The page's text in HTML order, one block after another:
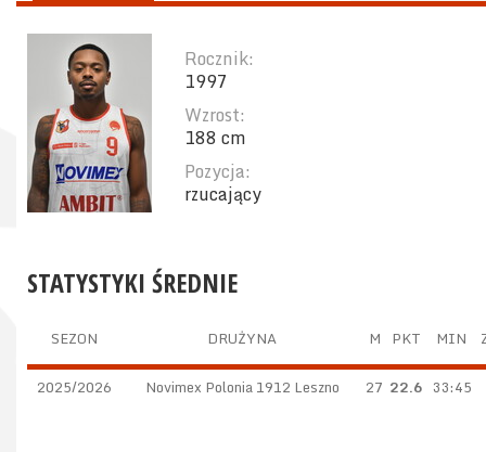
Rocznik:
1997
Wzrost:
188 cm
Pozycja:
rzucający
STATYSTYKI ŚREDNIE
SEZON DRUŻYNA M PKT MIN
2025/2026 Novimex Polonia 1912 Leszno 27 22.6 33:45